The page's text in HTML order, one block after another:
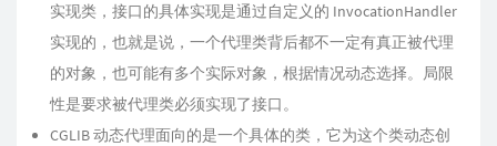
实现类，接口的具体实现是通过自定义的 InvocationHandler
实现的，也就是说，一个代理类背后都不一定有真正被代理
的对象，也可能有多个实际对象，根据情况动态选择。局限
性是要求被代理类必须实现了接口。
CGLIB 动态代理面向的是一个具体的类，它为这个类动态创